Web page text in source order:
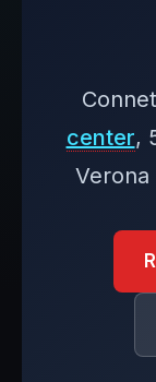
center,
Verona